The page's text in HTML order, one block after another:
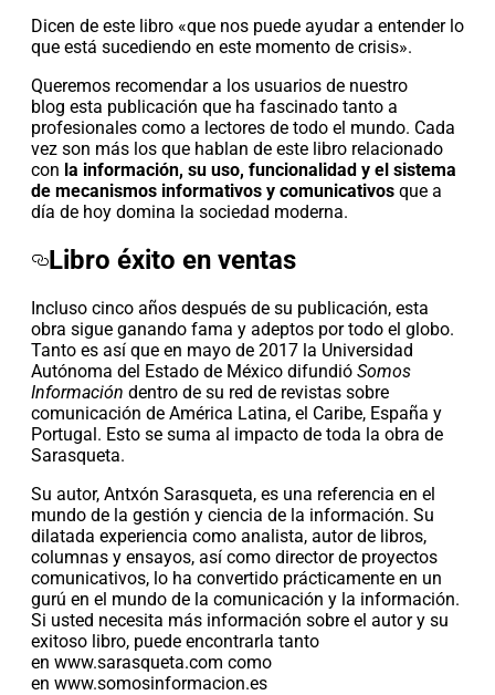
Dicen de este libro «que nos puede ayudar a entender lo
que está sucediendo en este momento de crisis».
Queremos recomendar a los usuarios de nuestro
blog esta publicación que ha fascinado tanto a
profesionales como a lectores de todo el mundo. Cada
vez son más los que hablan de este libro relacionado
con la información, su uso, funcionalidad y el sistema
de mecanismos informativos y comunicativos que a
día de hoy domina la sociedad moderna.
Libro éxito en ventas
Incluso cinco años después de su publicación, esta
obra sigue ganando fama y adeptos por todo el globo.
Tanto es así que en mayo de 2017 la Universidad
Autónoma del Estado de México difundió Somos
Información dentro de su red de revistas sobre
comunicación de América Latina, el Caribe, España y
Portugal. Esto se suma al impacto de toda la obra de
Sarasqueta.
Su autor, Antxón Sarasqueta, es una referencia en el
mundo de la gestión y ciencia de la información. Su
dilatada experiencia como analista, autor de libros,
columnas y ensayos, así como director de proyectos
comunicativos, lo ha convertido prácticamente en un
gurú en el mundo de la comunicación y la información.
Si usted necesita más información sobre el autor y su
exitoso libro, puede encontrarla tanto
en www.sarasqueta.com como
en www.somosinformacion.es